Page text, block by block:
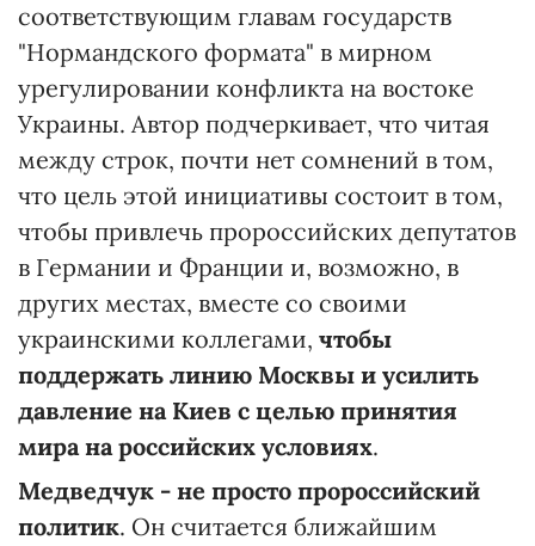
соответствующим главам государств
"Нормандского формата" в мирном
урегулировании конфликта на востоке
Украины. Автор подчеркивает, что читая
между строк, почти нет сомнений в том,
что цель этой инициативы состоит в том,
чтобы привлечь пророссийских депутатов
в Германии и Франции и, возможно, в
других местах, вместе со своими
украинскими коллегами, чтобы
поддержать линию Москвы и усилить
давление на Киев с целью принятия
мира на российских условиях.
Медведчук - не просто пророссийский
политик. Он считается ближайшим